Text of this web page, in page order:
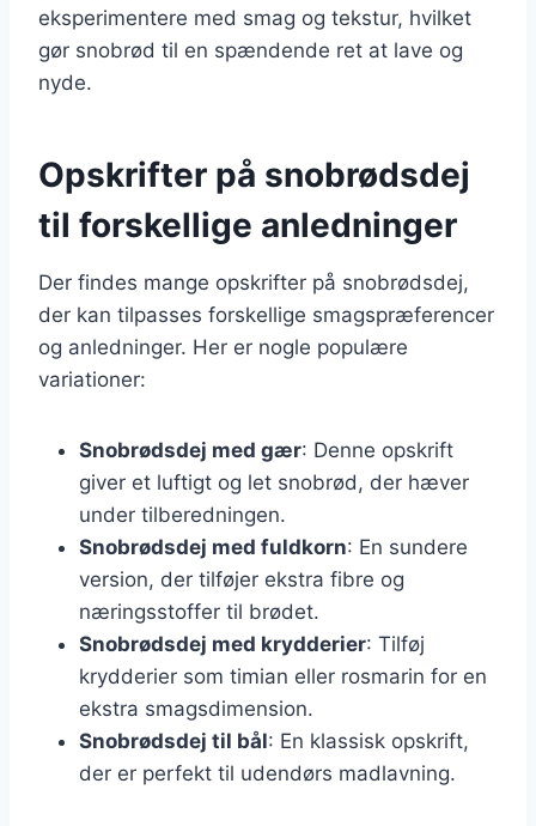
eksperimentere med smag og tekstur, hvilket
gør snobrød til en spændende ret at lave og
nyde.
Opskrifter på snobrødsdej
til forskellige anledninger
Der findes mange opskrifter på snobrødsdej,
der kan tilpasses forskellige smagspræferencer
og anledninger. Her er nogle populære
variationer:
Snobrødsdej med gær: Denne opskrift
giver et luftigt og let snobrød, der hæver
under tilberedningen.
Snobrødsdej med fuldkorn: En sundere
version, der tilføjer ekstra fibre og
næringsstoffer til brødet.
Snobrødsdej med krydderier: Tilføj
krydderier som timian eller rosmarin for en
ekstra smagsdimension.
Snobrødsdej til bål: En klassisk opskrift,
der er perfekt til udendørs madlavning.